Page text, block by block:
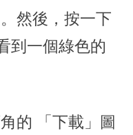
然後，按一下
到一個綠色的
的 「下載」圖